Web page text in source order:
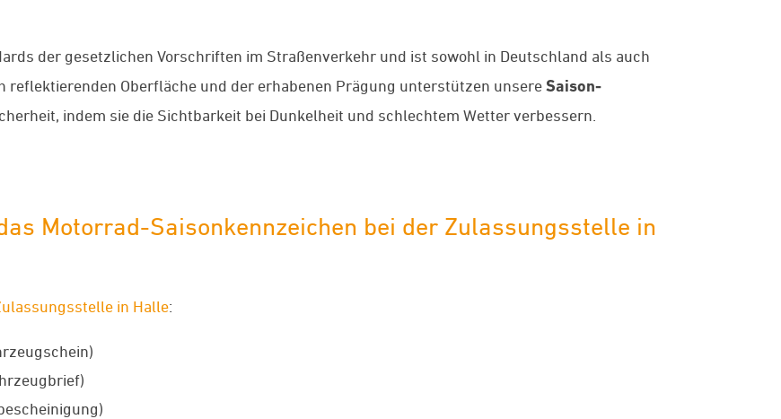
der gesetzlichen Vorschriften im Straßenverkehr und ist sowohl in Deutschland als auch
reflektierenden Oberfläche und der erhabenen Prägung unterstützen unsere Saison-
indem sie die Sichtbarkeit bei Dunkelheit und schlechtem Wetter verbessern.
Motorrad-Saisonkennzeichen bei der Zulassungsstelle in
in Halle: